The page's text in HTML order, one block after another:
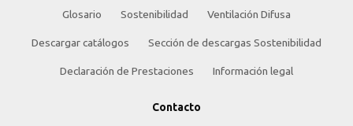
Glosario Sostenibilidad Ventilación Difusa
Descargar catálogos Sección de descargas Sostenibilidad
Declaración de Prestaciones Información legal
Contacto